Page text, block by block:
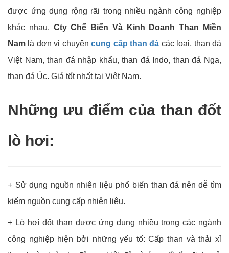
được ứng dụng rộng rãi trong nhiều ngành công nghiệp
khác nhau. Cty Chế Biến Và Kinh Doanh Than Miền
Nam là đơn vị chuyêncung cấp than đá các loại, than đá
Việt Nam, than đá nhập khẩu, than đá Indo, than đá Nga,
than đá Úc. Giá tốt nhất tại Việt Nam.
Những ưu điểm của than đốt
lò hơi:
+ Sử dụng nguồn nhiên liệu phổ biến than đá nên dễ tìm
kiếm nguồn cung cấp nhiên liệu.
+ Lò hơi đốt than được ứng dụng nhiều trong các ngành
công nghiệp hiện bởi những yếu tố: Cấp than và thải xỉ